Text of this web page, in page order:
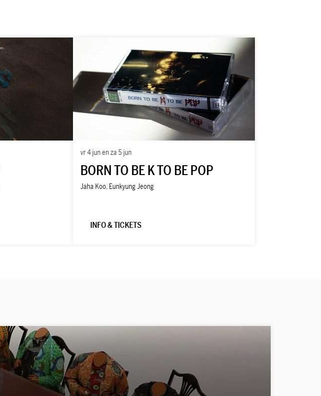
BORN TO BE K TO BE POP
Jaha Koo, Eunkyung Jeong
vr 4 jun en za 5 jun
INFO & TICKETS